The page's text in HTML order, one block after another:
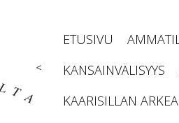
<
ETUSIVU
KANSAINVÄLISYYS
KAARISILLAN ARKEA